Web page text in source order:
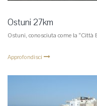
Ostuni 27km
Ostuni, conosciuta come la “Città
Approfondisci